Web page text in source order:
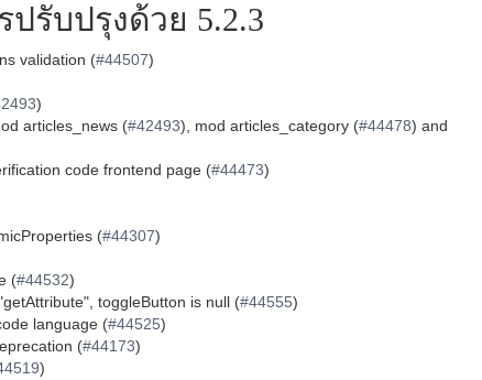
รับปรุงด้วย 5.2.3
validation (#44507)
)
articles_news (#42493), mod articles_category (#44478) and
code frontend page (#44473)
(#44307)
(#44532)
toggleButton is null (#44555)
language (#44525)
(#44173)
)